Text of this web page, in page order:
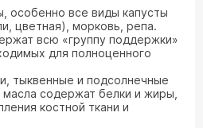
особенно все виды капусты
цветная), морковь, репа.
всю «группу поддержки»
для полноценного
тыквенные и подсолнечные
содержат белки и жиры,
костной ткани и